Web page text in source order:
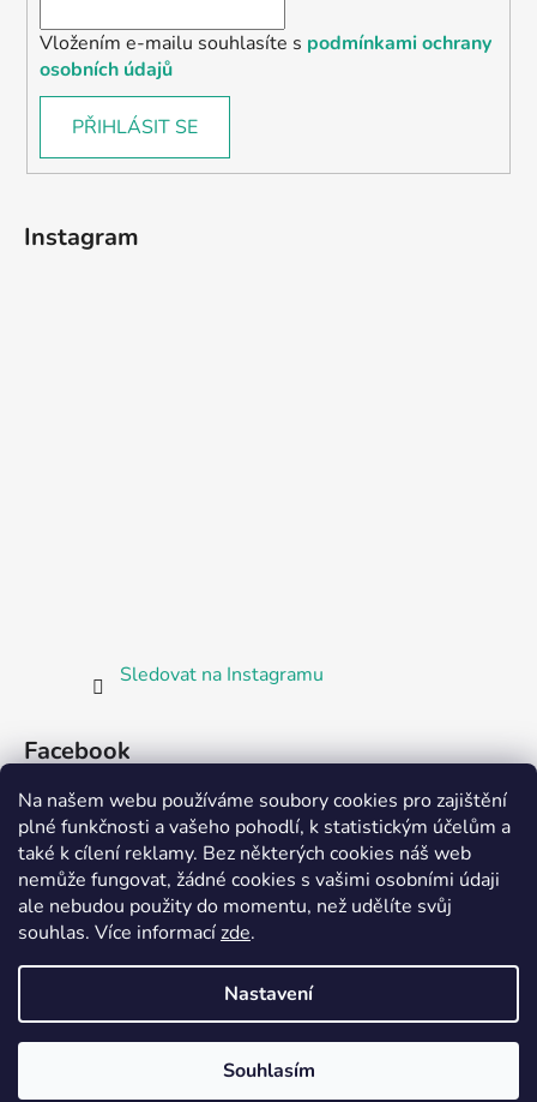
Na našem webu používáme soubory cookies pro zajištění
plné funkčnosti a vašeho pohodlí, k statistickým účelům a
také k cílení reklamy. Bez některých cookies náš web
nemůže fungovat, žádné cookies s vašimi osobními údaji
ale nebudou použity do momentu, než udělíte svůj
souhlas. Více informacízde.
Nastavení
Souhlasím
Vložením e-mailu souhlasíte s podmínkami ochrany
osobních údajů
PŘIHLÁSIT SE
Instagram
Sledovat na Instagramu
Facebook
Partnerská prodejna Barefoot Plzeň
Vytvořil Shoptet
Bosorka Plzeň